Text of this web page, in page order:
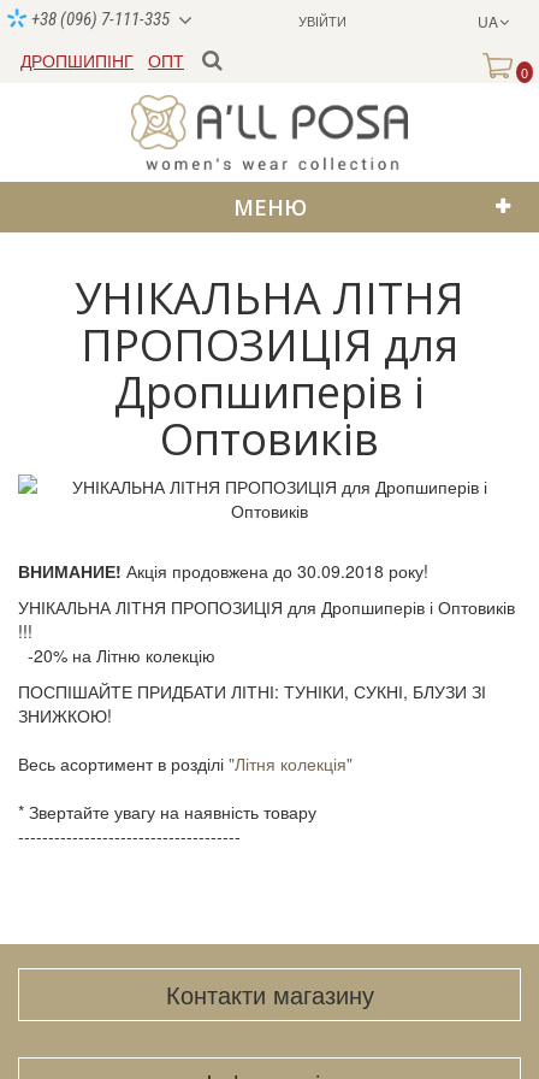
УВІЙТИ UA
+38 (096) 7-111-335
ДРОПШИПІНГ ОПТ
0
МЕНЮ
УНІКАЛЬНА ЛІТНЯ
ПРОПОЗИЦІЯ для
Дропшиперів і
Оптовиків
ВНИМАНИЕ! Акція продовжена до 30.09.2018 року!
УНІКАЛЬНА ЛІТНЯ ПРОПОЗИЦІЯ для Дропшиперів і Оптовиків
!!!
-20% на Літню колекцію
ПОСПІШАЙТЕ ПРИДБАТИ ЛІТНІ: ТУНІКИ, СУКНІ, БЛУЗИ ЗІ
ЗНИЖКОЮ! ⠀
Весь асортимент в розділі "Літня колекція"
* Звертайте увагу на наявність товару ⠀
------------------------------------- ⠀
Контакти магазину